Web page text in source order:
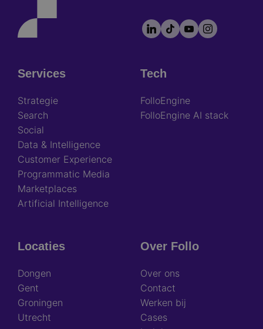
Footer
socials
LinkedIn
TikTokYouTubeInstagram
Footer
Services
Strategie
Search
Social
Data & Intelligence
Customer Experience
Programmatic Media
Marketplaces
Artificial Intelligence
Tech
FolloEngine
FolloEngine AI stack
Locaties
Dongen
Gent
Groningen
Utrecht
Over Follo
Over ons
Contact
Werken bij
Cases